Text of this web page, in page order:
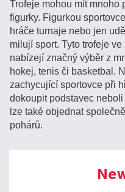
Trofeje mohou mít mnoho
figurky. Figurkou
hráče turnaje nebo jen
milují sport. Tyto trofeje
nabízejí značný výběr z
hokej, tenis či basketbal.
zachycující sportovce při
dokoupit podstavec
lze také objednat
pohárů.